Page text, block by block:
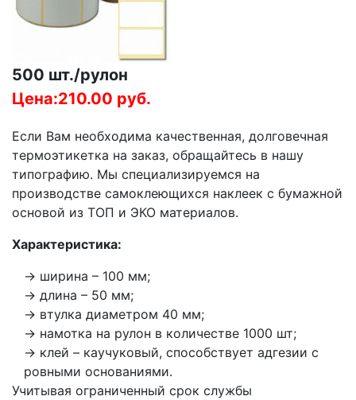
500 шт./рулон
Цена:210.00 руб.
Если Вам необходима качественная, долговечная
термоэтикетка на заказ, обращайтесь в нашу
типографию. Мы специализируемся на
производстве самоклеющихся наклеек с бумажной
основой из ТОП и ЭКО материалов.
Характеристика:
ширина – 100 мм;
длина – 50 мм;
втулка диаметром 40 мм;
намотка на рулон в количестве 1000 шт;
клей – каучуковый, способствует адгезии с
ровными основаниями.
Учитывая ограниченный срок службы